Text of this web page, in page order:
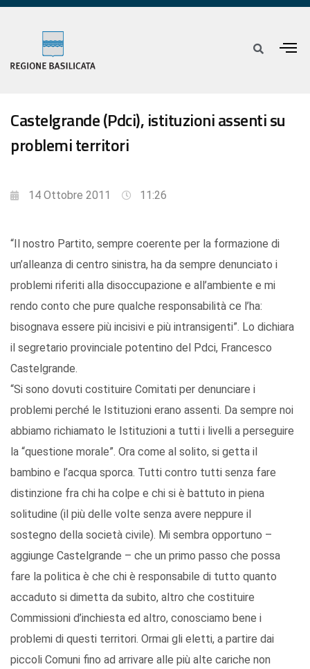
Castelgrande (Pdci), istituzioni assenti su
problemi territori
14 Ottobre 2011 11:26
“Il nostro Partito, sempre coerente per la formazione di
un’alleanza di centro sinistra, ha da sempre denunciato i
problemi riferiti alla disoccupazione e all’ambiente e mi
rendo conto che pure qualche responsabilità ce l’ha:
bisognava essere più incisivi e più intransigenti”. Lo dichiara
il segretario provinciale potentino del Pdci, Francesco
Castelgrande.
“Si sono dovuti costituire Comitati per denunciare i
problemi perché le Istituzioni erano assenti. Da sempre noi
abbiamo richiamato le Istituzioni a tutti i livelli a perseguire
la “questione morale”. Ora come al solito, si getta il
bambino e l’acqua sporca. Tutti contro tutti senza fare
distinzione fra chi ha colpe e chi si è battuto in piena
solitudine (il più delle volte senza avere neppure il
sostegno della società civile). Mi sembra opportuno –
aggiunge Castelgrande – che un primo passo che possa
fare la politica è che chi è responsabile di tutto quanto
accaduto si dimetta da subito, altro che costituire
Commissioni d’inchiesta ed altro, conosciamo bene i
problemi di questi territori. Ormai gli eletti, a partire dai
piccoli Comuni fino ad arrivare alle più alte cariche non